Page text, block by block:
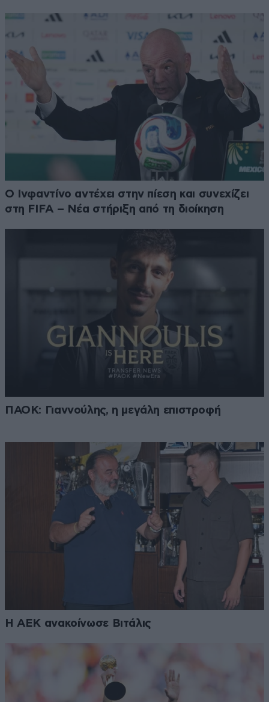
Ο Ινφαντίνο αντέχει στην πίεση και συνεχίζει
στη FIFA – Νέα στήριξη από τη διοίκηση
ΠΑΟΚ: Γιαννούλης, η μεγάλη επιστροφή
H AEK ανακοίνωσε Βιτάλις